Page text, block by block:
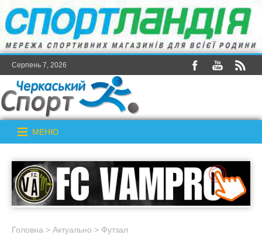
Серпень 7, 2026
МЕНЮ
Головна > Актуально > Футзал